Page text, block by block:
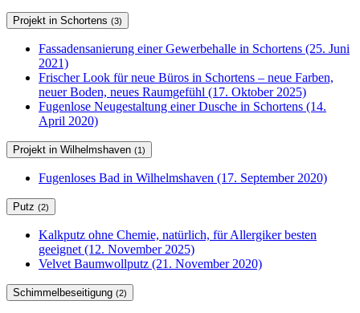
Projekt in Schortens (3)
Fassadensanierung einer Gewerbehalle in Schortens (25. Juni
2021)
Frischer Look für neue Büros in Schortens – neue Farben,
neuer Boden, neues Raumgefühl (17. Oktober 2025)
Fugenlose Neugestaltung einer Dusche in Schortens (14.
April 2020)
Projekt in Wilhelmshaven (1)
Fugenloses Bad in Wilhelmshaven (17. September 2020)
Putz (2)
Kalkputz ohne Chemie, natürlich, für Allergiker besten
geeignet (12. November 2025)
Velvet Baumwollputz (21. November 2020)
Schimmelbeseitigung (2)